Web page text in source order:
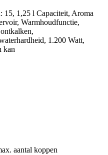
15, 1,25 l Capaciteit, Aroma
Warmhoudfunctie,
1.200 Watt,
kan
aantal koppen